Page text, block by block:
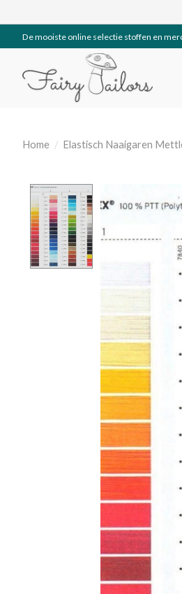
De mooiste online selectie stoffen en
Home / Elastisch Naaigaren